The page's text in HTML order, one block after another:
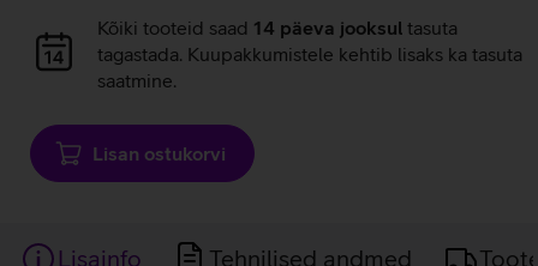
Andmete
laadimine
Kõiki tooteid saad 14 päeva jooksul tasuta
tagastada. Kuupakkumistele kehtib lisaks ka tasuta
saatmine.
Lisan ostukorvi
Lisainfo Tehnilised andmed